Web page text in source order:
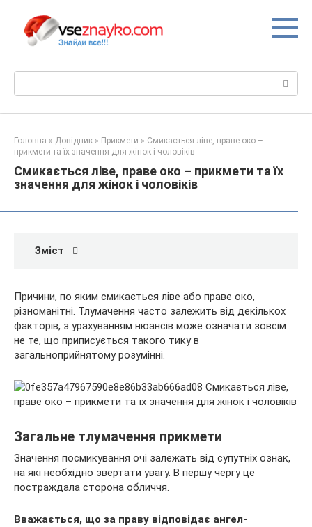
вмісту
Головна » Довідник » Прикмети » Смикається ліве, праве око –
прикмети та їх значення для жінок і чоловіків
Смикається ліве, праве око – прикмети та їх
значення для жінок і чоловіків
Зміст
Причини, по яким смикається ліве або праве око,
різноманітні. Тлумачення часто залежить від декількох
факторів, з урахуванням нюансів може означати зовсім
не те, що приписується такого тику в
загальноприйнятому розумінні.
Загальне тлумачення прикмети
Значення посмикування очі залежать від супутніх ознак,
на які необхідно звертати увагу. В першу чергу це
постраждала сторона обличчя.
Вважається, що за праву відповідає ангел-